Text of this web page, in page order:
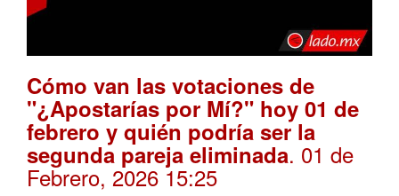
Cómo van las votaciones de
"¿Apostarías por Mí?" hoy 01 de
febrero y quién podría ser la
segunda pareja eliminada. 01 de
Febrero, 2026 15:25